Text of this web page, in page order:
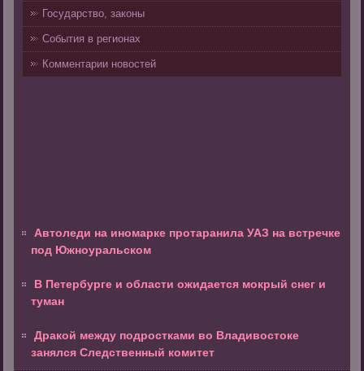
Государство, законы
События в регионах
Комментарии новостей
Автоледи на иномарке протаранила УАЗ на встречке
под Южноуральском
В Петербурге и области ожидается мокрый снег и
туман
Дракой между подростками во Владивостоке
занялся Следственный комитет